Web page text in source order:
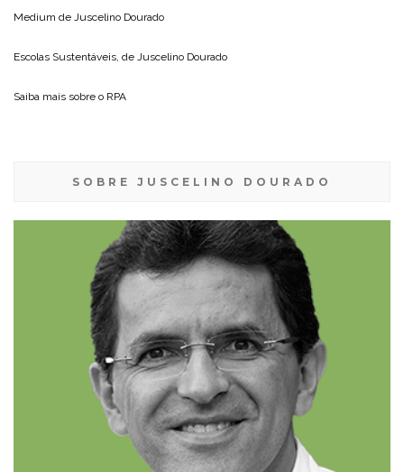
Medium de Juscelino Dourado
Escolas Sustentáveis, de Juscelino Dourado
Saiba mais sobre o RPA
SOBRE JUSCELINO DOURADO